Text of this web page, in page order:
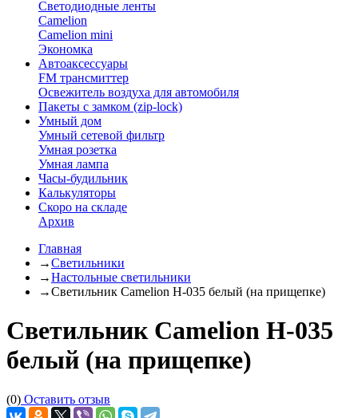
Светодиодные ленты
Camelion
Camelion mini
Экономка
Автоаксессуары
FM трансмиттер
Освежитель воздуха для автомобиля
Пакеты с замком (zip-lock)
Умный дом
Умный сетевой фильтр
Умная розетка
Умная лампа
Часы-будильник
Калькуляторы
Скоро на складе
Архив
Главная
→Светильники
→Настольные светильники
→Светильник Camelion H-035 белый (на прищепке)
Светильник Camelion H-035
белый (на прищепке)
(0) Оставить отзыв